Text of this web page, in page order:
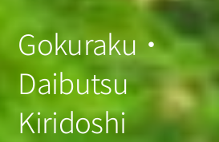
Gokuraku・
Daibutsu
Kiridoshi